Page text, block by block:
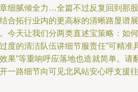
细腻倾全力…全篇不过反复回到那股
合拓行业内的更高标的清晰路显谱展
今天让我们分两类直述宝策略：如何
度的清洁队伍讲细节服责任”可精准
果”等重响呼应落地也造就简单。请
一路细节向可见北风站安心呼支援往